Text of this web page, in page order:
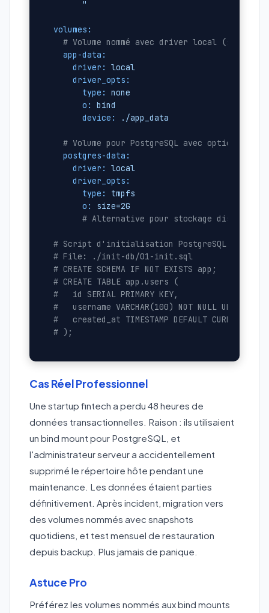
volumes:
# Volume nommé avec driver local
app-data:
driver:
local
driver_opts:
type:
none
o:
bind
device:
./app_data
# Volume pour PostgreSQL avec options de
postgres-data:
driver:
local
driver_opts:
type:
tmpfs
o:
size=2G
# Alternative pour stockage disque :
# Script d'initialisation PostgreSQL
# File: ./init-db/01-init.sql
# CREATE SCHEMA IF NOT EXISTS app;
# CREATE TABLE app.users (
#   id SERIAL PRIMARY KEY,
#   username VARCHAR(100) NOT NULL UNIQUE,
#   created_at TIMESTAMP DEFAULT
# );
Cas Réel Professionnel
Une startup fintech a perdu 48 heures de
données transactionnelles. Raison : ils utilisaient
un bind mount pour PostgreSQL, et
l'administrateur serveur a accidentellement
supprimé le répertoire hôte pendant une
maintenance. Les données étaient parties
définitivement. Après incident, migration vers
des volumes nommés avec snapshots
quotidiens, et test mensuel de restauration
depuis backup. Plus jamais de panique.
Astuce Pro
Préférez les volumes nommés aux bind mounts